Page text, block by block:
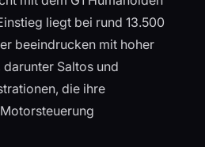
liegt bei rund 13.500
beeindrucken mit hoher
Saltos und
die ihre